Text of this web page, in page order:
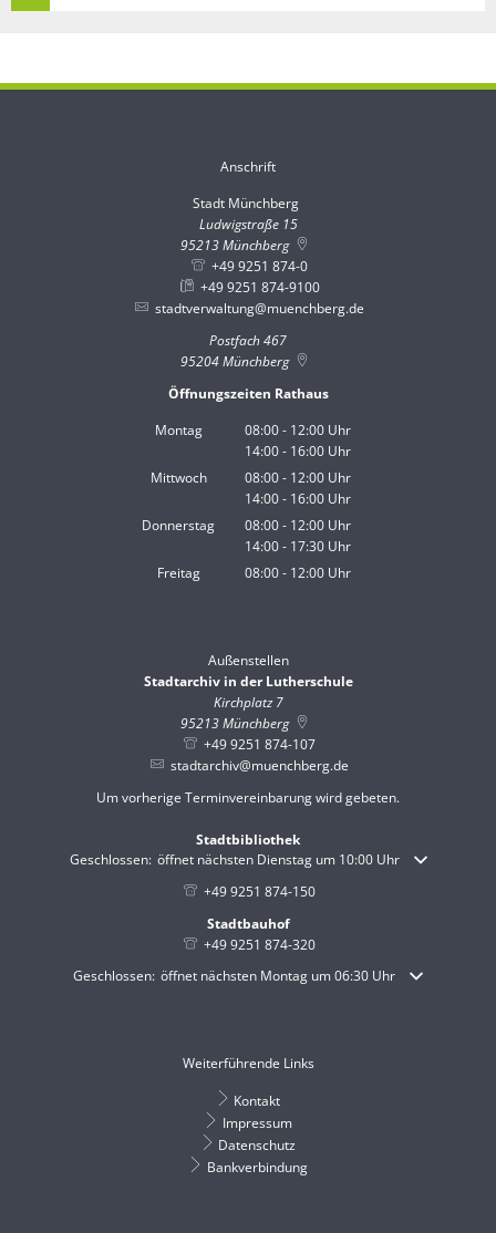
Anschrift
Stadt Münchberg
Ludwigstraße 15
95213Münchberg
+49 9251 874-0
+49 9251 874-9100
stadtverwaltung@muenchberg.de
Postfach 467
95204Münchberg
Öffnungszeiten Rathaus
Montag
08:00- 12:00 Uhr
Von 08:00 bis 12:00 Uhr
14:00- 16:00 Uhr
Von 14:00 bis 16:00 Uhr
Mittwoch 08:00- 12:00 Uhr
Von 08:00 bis 12:00 Uhr
14:00- 16:00 Uhr
Von 14:00 bis 16:00 Uhr
Donnerstag 08:00- 12:00 Uhr
Von 08:00 bis 12:00 Uhr
14:00- 17:30 Uhr
Von 14:00 bis 17:30 Uhr
Freitag 08:00- 12:00 Uhr
Außenstellen
Stadtarchiv in der Lutherschule
Kirchplatz 7
95213Münchberg
+49 9251 874-107
stadtarchiv@muenchberg.de
Um vorherige Terminvereinbarung wird gebeten.
Stadtbibliothek
Klicken, um weitere Öffnungs- oder Schließzeiten auszublenden
Geschlossen: öffnet nächsten Dienstag um 10:00 Uhr
+49 9251 874-150
Stadtbauhof
+49 9251 874-320
Klicken, um weitere Öffnungs- oder Schließzeiten auszublenden
Geschlossen: öffnet nächsten Montag um 06:30 Uhr
Weiterführende Links
Kontakt
Impressum
Datenschutz
Bankverbindung